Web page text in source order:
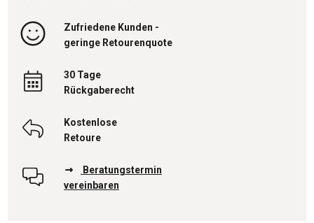
Zufriedene Kunden -
geringe Retourenquote
30 Tage
Rückgaberecht
Kostenlose
Retoure
Beratungstermin
vereinbaren